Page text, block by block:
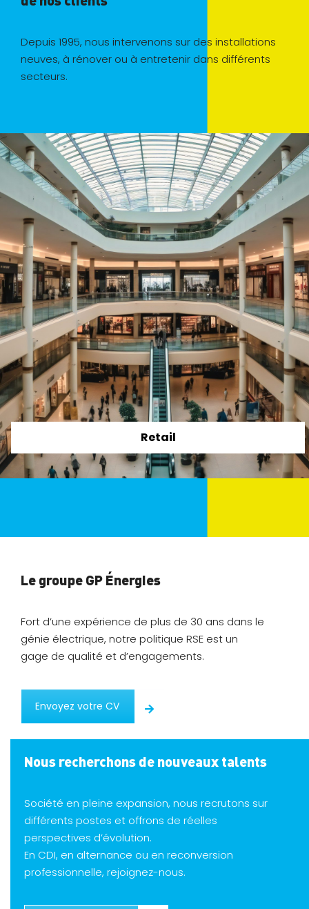
Depuis 1995, nous intervenons sur des installations
neuves, à rénover ou à entretenir dans différents
secteurs.
Retail
Le groupe GP Énergies
Fort d’une expérience de plus de 30 ans dans le
génie électrique, notre politique RSE est un
gage de qualité et d’engagements.
Envoyez votre CV
Nous recherchons de nouveaux talents
Société en pleine expansion, nous recrutons sur
différents postes et offrons de réelles
perspectives d’évolution.
En CDI, en alternance ou en reconversion
professionnelle, rejoignez-nous.